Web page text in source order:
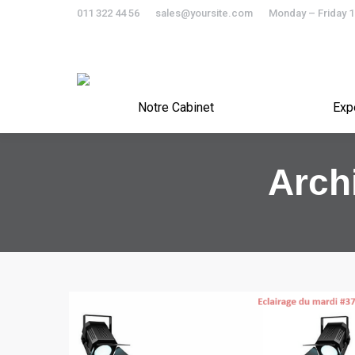
011 322 44 56 sales@yoursite.com Monday – Friday
Notre Cabinet